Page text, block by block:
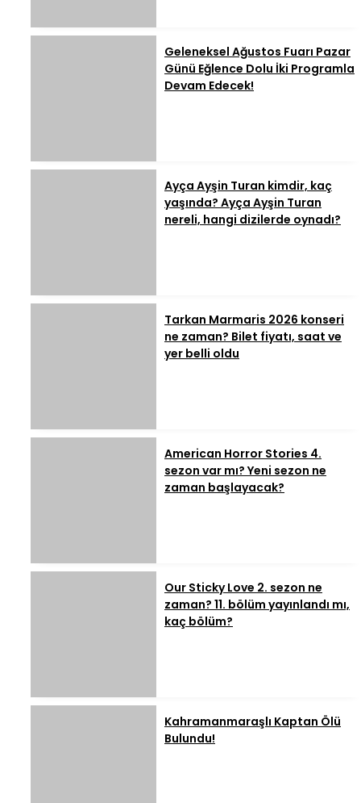
Geleneksel Ağustos Fuarı Pazar
Günü Eğlence Dolu İki Programla
Devam Edecek!
Ayça Ayşin Turan kimdir, kaç
yaşında? Ayça Ayşin Turan
nereli, hangi dizilerde oynadı?
Tarkan Marmaris 2026 konseri
ne zaman? Bilet fiyatı, saat ve
yer belli oldu
American Horror Stories 4.
sezon var mı? Yeni sezon ne
zaman başlayacak?
Our Sticky Love 2. sezon ne
zaman? 11. bölüm yayınlandı mı,
kaç bölüm?
Kahramanmaraşlı Kaptan Ölü
Bulundu!